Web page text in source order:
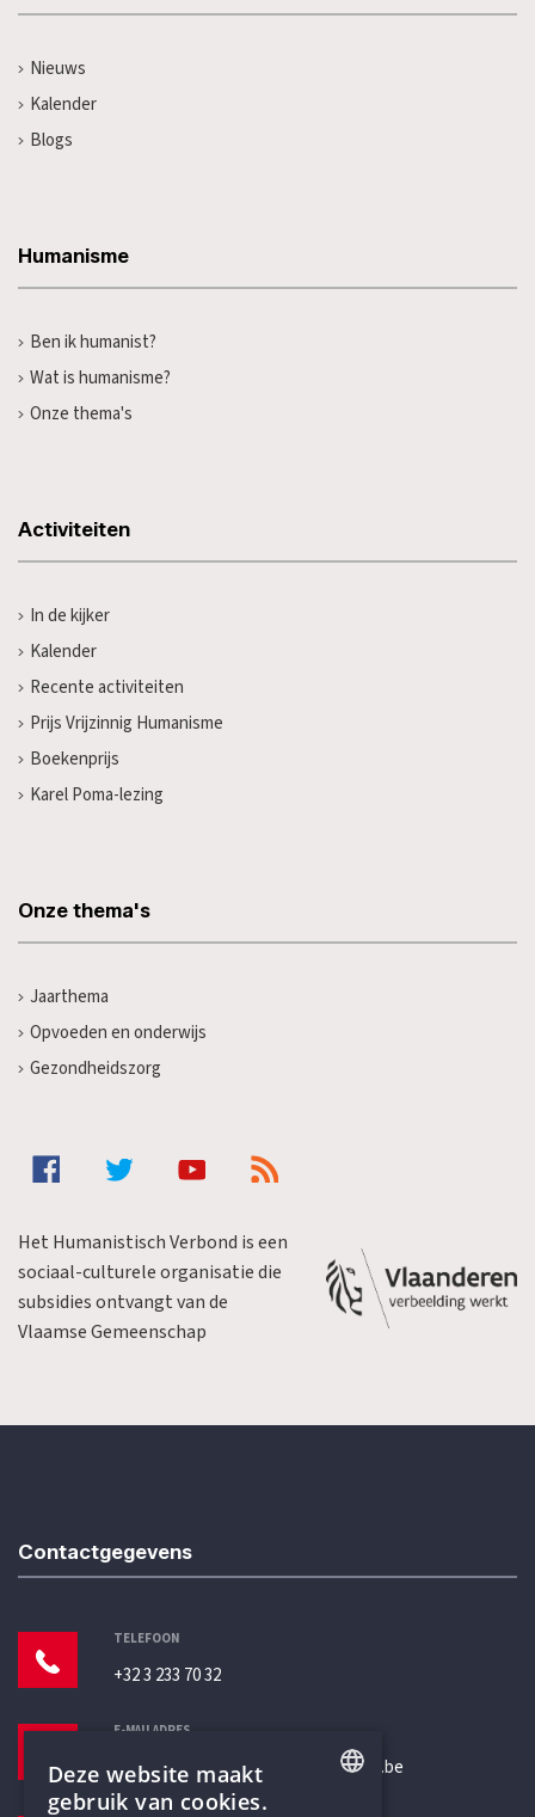
Nieuws
Kalender
Blogs
Humanisme
Ben ik humanist?
Wat is humanisme?
Onze thema's
Activiteiten
In de kijker
Kalender
Recente activiteiten
Prijs Vrijzinnig Humanisme
Boekenprijs
Karel Poma-lezing
Onze thema's
Jaarthema
Opvoeden en onderwijs
Gezondheidszorg
Het Humanistisch Verbond is een
sociaal-culturele organisatie die
subsidies ontvangt van de
Vlaamse Gemeenschap
Contactgegevens
TELEFOON
+32 3 233 70 32
E-MAILADRES
secretariaat@humanistischverbond.be
Deze website maakt
gebruik van cookies.